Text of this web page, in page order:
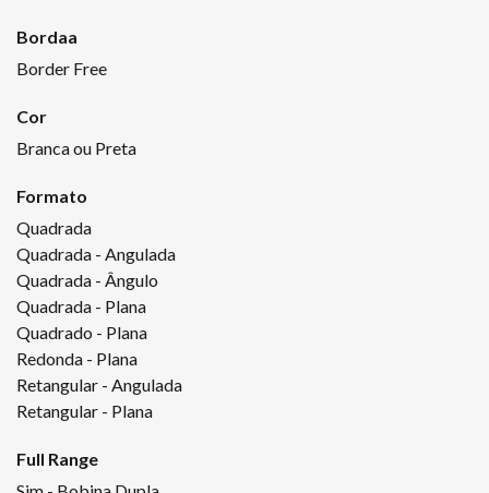
Bordaa
Border Free
Cor
Branca ou Preta
Formato
Quadrada
Quadrada - Angulada
Quadrada - Ângulo
Quadrada - Plana
Quadrado - Plana
Redonda - Plana
Retangular - Angulada
Retangular - Plana
Full Range